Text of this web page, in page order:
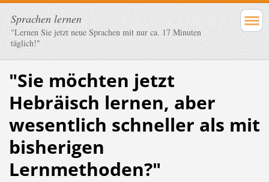
Sprachen lernen
"Lernen Sie jetzt neue Sprachen mit nur ca. 17 Minuten
täglich!"
"Sie möchten jetzt
Hebräisch lernen, aber
wesentlich schneller als mit
bisherigen
Lernmethoden?"